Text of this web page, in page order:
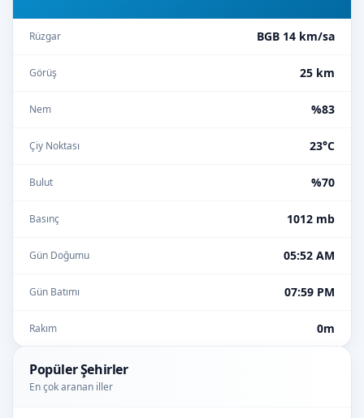
Rüzgar BGB 14 km/sa
Görüş 25 km
Nem %83
Çiy Noktası 23°C
Bulut %70
Basınç 1012 mb
Gün Doğumu 05:52 AM
Gün Batımı 07:59 PM
Rakım 0m
Popüler Şehirler
En çok aranan iller